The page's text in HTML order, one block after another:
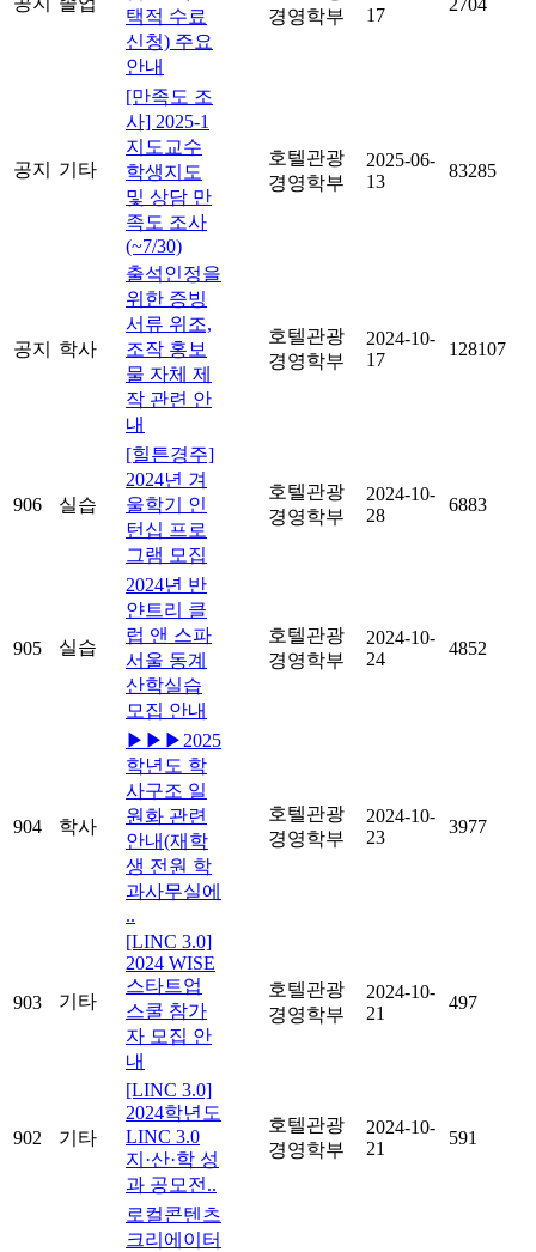
택적 수료
신청) 주요
안내
경영학부
17
공지 기타
[만족도 조
사] 2025-1
지도교수
학생지도
및 상담 만
족도 조사
(~7/30)
호텔관광
경영학부
2025-06-
13
83285
공지 학사
출석인정을
위한 증빙
서류 위조,
조작 홍보
물 자체 제
작 관련 안
내
호텔관광
경영학부
2024-10-
17
128107
906 실습
[힐튼경주]
2024년 겨
울학기 인
턴십 프로
그램 모집
호텔관광
경영학부
2024-10-
28
6883
905 실습
2024년 반
얀트리 클
럽 앤 스파
서울 동계
산학실습
모집 안내
호텔관광
경영학부
2024-10-
24
4852
904 학사
▶▶▶2025
학년도 학
사구조 일
원화 관련
안내(재학
생 전원 학
과사무실에
..
호텔관광
경영학부
2024-10-
23
3977
903 기타
[LINC 3.0]
2024 WISE
스타트업
스쿨 참가
자 모집 안
내
호텔관광
경영학부
2024-10-
21
497
902 기타
[LINC 3.0]
2024학년도
LINC 3.0
지·산·학 성
과 공모전..
호텔관광
경영학부
2024-10-
21
591
로컬콘텐츠
크리에이터